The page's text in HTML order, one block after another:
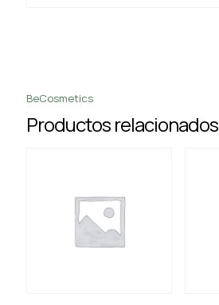
BeCosmetics
Productos relacionados